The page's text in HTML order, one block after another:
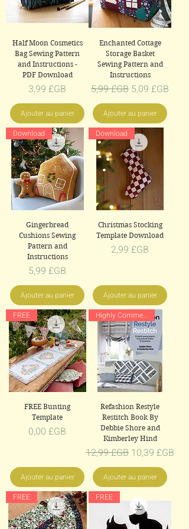
Half Moon Cosmetics
Bag Sewing Pattern
and Instructions -
PDF Download
Prix
3,99 £GB
Ajouter au panier
Enchanted Cottage
Storage Basket
Sewing Pattern and
Instructions
Prix original
5,99 £GB Prix
5,09 £GB
Ajouter au panier
Download
Gingerbread
Cushions Sewing
Pattern and
Instructions
Prix
5,99 £GB
Ajouter au panier
Download
Christmas Stocking
Template Download
Prix
2,99 £GB
Ajouter au panier
FREE
FREE Bunting
Template
Prix
0,00 £GB
Ajouter au panier
Highly Commended
Refashion Restyle
Restitch Book By
Debbie Shore and
Kimberley Hind
Prix original
12,99 £GB Prix
10,39 £GB
Ajouter au panier
FREE
FREE